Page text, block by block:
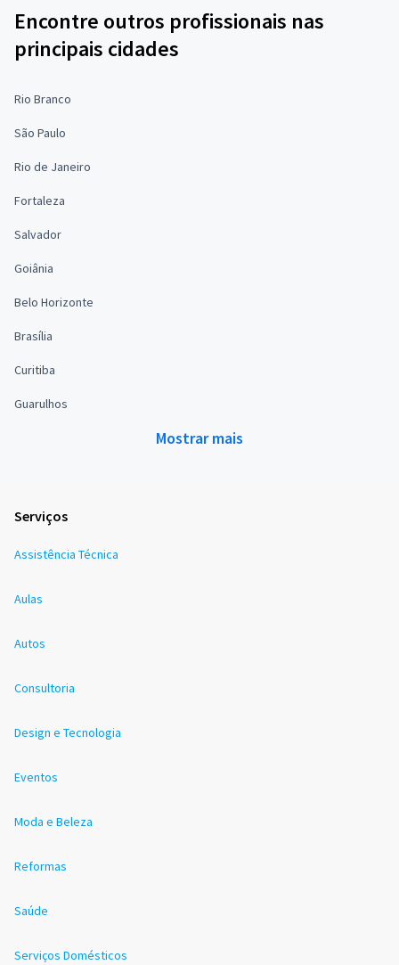
Encontre outros profissionais nas
principais cidades
Rio Branco
São Paulo
Rio de Janeiro
Fortaleza
Salvador
Goiânia
Belo Horizonte
Brasília
Curitiba
Guarulhos
Mostrar mais
Serviços
Assistência Técnica
Aulas
Autos
Consultoria
Design e Tecnologia
Eventos
Moda e Beleza
Reformas
Saúde
Serviços Domésticos